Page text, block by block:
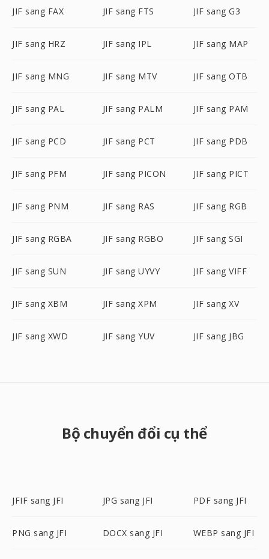
JIF sang FAX JIF sang FTS JIF sang G3
JIF sang HRZ JIF sang IPL JIF sang MAP
JIF sang MNG JIF sang MTV JIF sang OTB
JIF sang PAL JIF sang PALM JIF sang PAM
JIF sang PCD JIF sang PCT JIF sang PDB
JIF sang PFM JIF sang PICON JIF sang PICT
JIF sang PNM JIF sang RAS JIF sang RGB
JIF sang RGBA JIF sang RGBO JIF sang SGI
JIF sang SUN JIF sang UYVY JIF sang VIFF
JIF sang XBM JIF sang XPM JIF sang XV
JIF sang XWD JIF sang YUV JIF sang JBG
Bộ chuyển đổi cụ thể
JFIF sang JFI JPG sang JFI PDF sang JFI
PNG sang JFI DOCX sang JFI WEBP sang JFI